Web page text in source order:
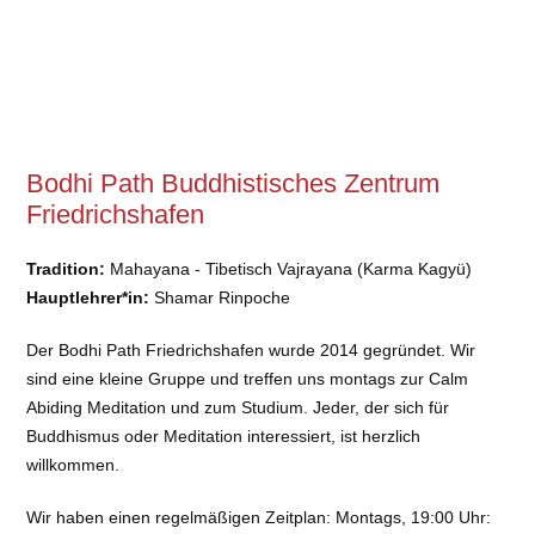
Bodhi Path Buddhistisches Zentrum
Friedrichshafen
Tradition: Mahayana - Tibetisch Vajrayana (Karma Kagyü)
Hauptlehrer*in: Shamar Rinpoche
Der Bodhi Path Friedrichshafen wurde 2014 gegründet. Wir
sind eine kleine Gruppe und treffen uns montags zur Calm
Abiding Meditation und zum Studium. Jeder, der sich für
Buddhismus oder Meditation interessiert, ist herzlich
willkommen.
Wir haben einen regelmäßigen Zeitplan: Montags, 19:00 Uhr: